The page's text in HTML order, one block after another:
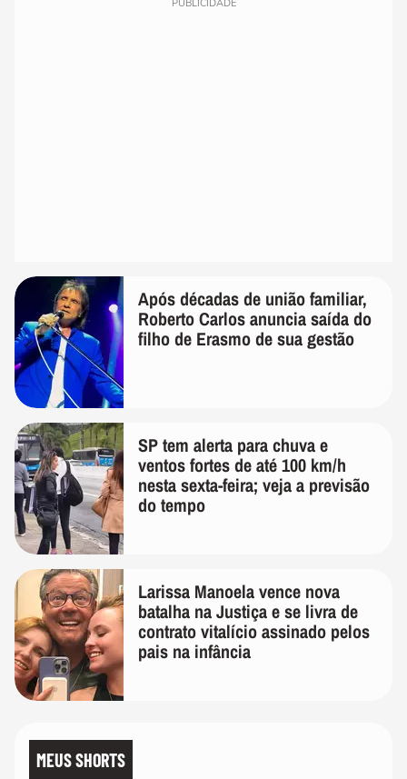
PUBLICIDADE
Após décadas de união familiar,
Roberto Carlos anuncia saída do
filho de Erasmo de sua gestão
SP tem alerta para chuva e
ventos fortes de até 100 km/h
nesta sexta-feira; veja a previsão
do tempo
Larissa Manoela vence nova
batalha na Justiça e se livra de
contrato vitalício assinado pelos
pais na infância
MEUS SHORTS